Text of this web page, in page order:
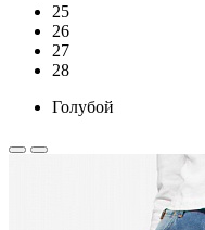
25
26
27
28
Голубой